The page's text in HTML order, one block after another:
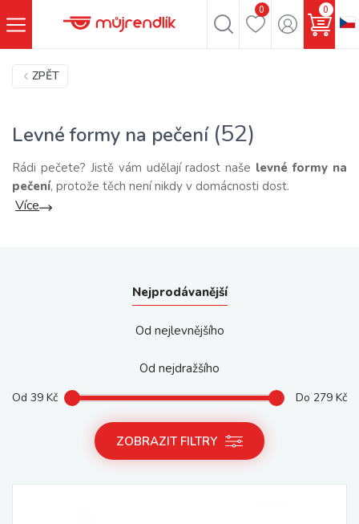
0 0
ZPĚT
Levné formy na pečení (52)
Rádi pečete? Jistě vám udělají radost naše levné formy na
pečení, protože těch není nikdy v domácnosti dost.
Více
Nejprodávanější
Od nejlevnějšího
Od nejdražšího
Od 39 Kč Do 279 Kč
ZOBRAZIT FILTRY